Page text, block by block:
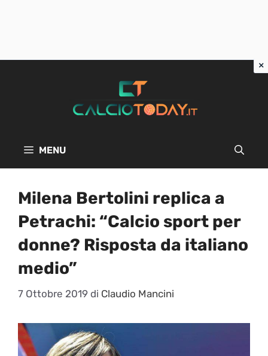
MENU
Milena Bertolini replica a
Petrachi: “Calcio sport per
donne? Risposta da italiano
medio”
7 Ottobre 2019 di Claudio Mancini